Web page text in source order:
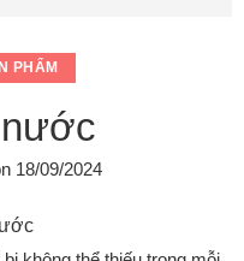
PHẨM
18/09/2024